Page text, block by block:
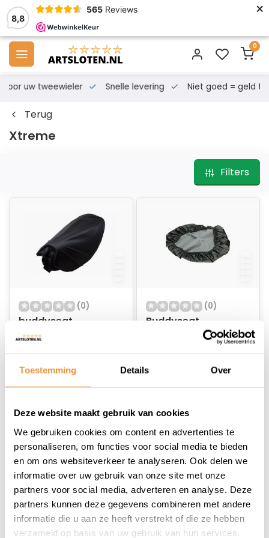
Toestemming Details Over
Deze website maakt gebruik van cookies
We gebruiken cookies om content en advertenties te
personaliseren, om functies voor social media te bieden
en om ons websiteverkeer te analyseren. Ook delen we
informatie over uw gebruik van onze site met onze
partners voor social media, adverteren en analyse. Deze
partners kunnen deze gegevens combineren met andere
informatie die u aan ze heeft verstrekt of die ze hebben
verzameld op basis van uw gebruik van hun services.
8,8
565 Reviews ×
0
voor uw tweewieler Snelle levering Niet goed = geld
Terug
Xtreme
Filters
(0)
buddyseat
regenhoes 60x45cm
Op voorraad
17,95
(0)
Buddyseat
regenhoes 85x55cm
XL scooter zwart
Op voorraad
21,95
1